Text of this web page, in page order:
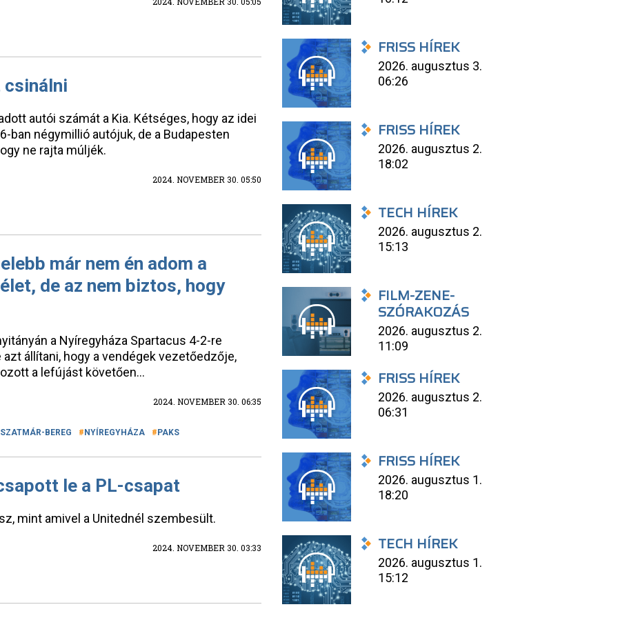
csinálni
autói számát a Kia. Kétséges, hogy az idei
ban négymillió autójuk, de a Budapesten
ne rajta múljék.
2024. NOVEMBER 30. 05:50
már nem én adom a
de az nem biztos, hogy
a Nyíregyháza Spartacus 4-2-re
állítani, hogy a vendégek vezetőedzője,
a lefújást követően…
2024. NOVEMBER 30. 06:35
BEREG NYÍREGYHÁZA PAKS
le a PL-csapat
mint amivel a Unitednél szembesült.
2024. NOVEMBER 30. 03:33
FRISS HÍREK
2026. augusztus 3.
06:26
FRISS HÍREK
2026. augusztus 2.
18:02
TECH HÍREK
2026. augusztus 2.
15:13
FILM-ZENE-
SZÓRAKOZÁS
2026. augusztus 2.
11:09
FRISS HÍREK
2026. augusztus 2.
06:31
FRISS HÍREK
2026. augusztus 1.
18:20
TECH HÍREK
2026. augusztus 1.
15:12